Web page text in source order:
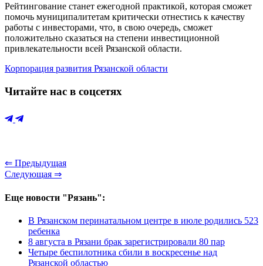
Рейтингование станет ежегодной практикой, которая сможет
помочь муниципалитетам критически отнестись к качеству
работы с инвесторами, что, в свою очередь, сможет
положительно сказаться на степени инвестиционной
привлекательности всей Рязанской области.
Корпорация развития Рязанской области
Читайте нас в соцсетях
⇐ Предыдущая
Следующая ⇒
Еще новости "Рязань":
В Рязанском перинатальном центре в июле родились 523
ребенка
8 августа в Рязани брак зарегистрировали 80 пар
Четыре беспилотника сбили в воскресенье над
Рязанской областью